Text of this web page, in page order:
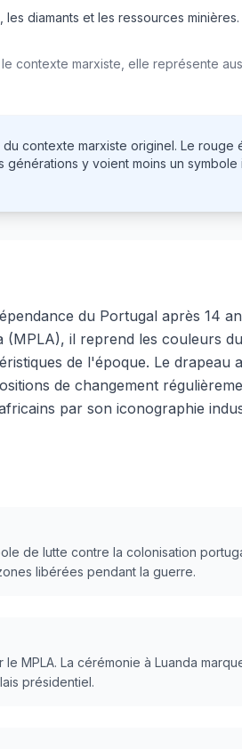
diamants et les ressources minières.
contexte marxiste, elle représente
contexte marxiste originel. Le rouge
y voient moins un
du Portugal après 14
il reprend les couleurs
de l'époque. Le drapeau
de changement
par son iconographie
de lutte contre la colonisation
libérées pendant la guerre.
MPLA. La cérémonie à Luanda
présidentiel.